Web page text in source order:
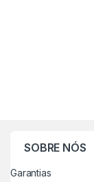
SOBRE NÓS
Garantias